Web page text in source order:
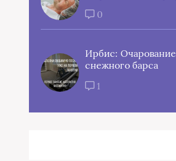
0
Ирбис: Очарование
снежного барса
1